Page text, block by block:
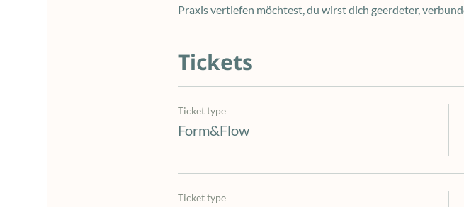
Praxis vertiefen möchtest, du wirst dich geerdeter,
Tickets
Ticket type
Form&Flow
Ticket type